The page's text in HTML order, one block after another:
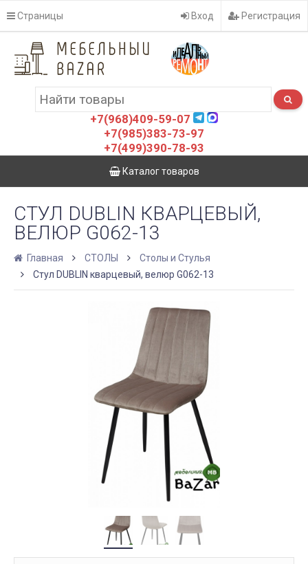
Страницы Вход Регистрация
+7(968)409-59-07
+7(985)383-73-97
+7(499)390-78-93
Каталог товаров
СТУЛ DUBLIN КВАРЦЕВЫЙ,
ВЕЛЮР G062-13
Главная СТОЛЫ
Столы и Стулья
Стул DUBLIN кварцевый, велюр G062-13